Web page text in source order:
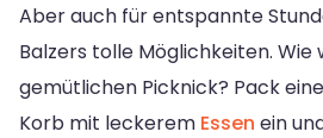
Aber auch für entspannte
Balzers tolle Möglichkeiten.
gemütlichen Picknick? Pack
Korb mit leckerem Essen ein